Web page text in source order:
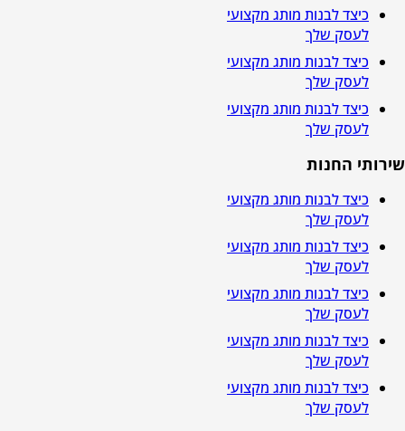
כיצד לבנות מותג מקצועי
לעסק שלך
כיצד לבנות מותג מקצועי
לעסק שלך
כיצד לבנות מותג מקצועי
לעסק שלך
שירותי החנות
כיצד לבנות מותג מקצועי
לעסק שלך
כיצד לבנות מותג מקצועי
לעסק שלך
כיצד לבנות מותג מקצועי
לעסק שלך
כיצד לבנות מותג מקצועי
לעסק שלך
כיצד לבנות מותג מקצועי
לעסק שלך